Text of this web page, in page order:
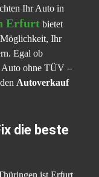
Ihr Auto in
Erfurt bietet
Ihr
Egal ob
Auto ohne TÜV –
Autoverkauf
die beste
ist Erfurt